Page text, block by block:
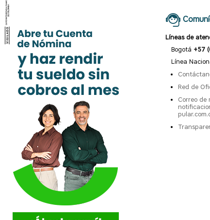
Líneas de
Bogotá +57
Línea
Red de
Correo de